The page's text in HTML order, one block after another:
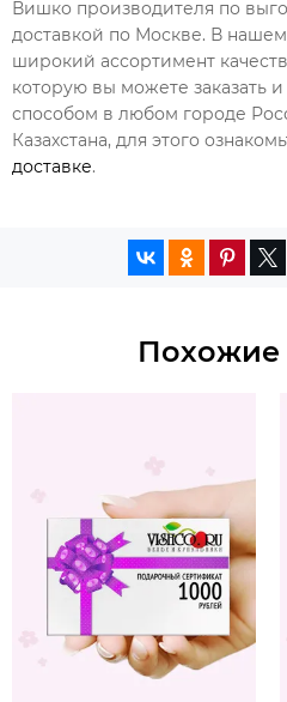
Вишко производителя по
доставкой по Москве. В
широкий ассортимент
которую вы можете заказать
способом в любом городе
Казахстана, для этого
доставке.
Похожие